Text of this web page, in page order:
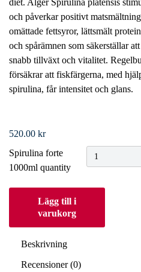
diet. Alger Spirulina platensis
och påverkar positivt
omättade fettsyror, lättsmält
och spårämnen som säkerställar
snabb tillväxt och vitalitet.
försäkrar att fiskfärgerna, med
spirulina, får intensitet och glans.
520.00 kr
Spirulina forte
1000ml quantity
Lägg till i
varukorg
Beskrivning
Recensioner (0)